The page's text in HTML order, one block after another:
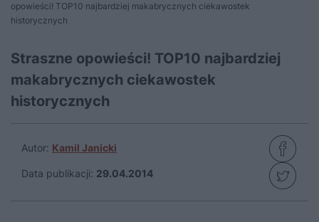
opowieści! TOP10 najbardziej makabrycznych ciekawostek
historycznych
Straszne opowieści! TOP10 najbardziej
makabrycznych ciekawostek
historycznych
Autor: Kamil Janicki
Data publikacji: 29.04.2014